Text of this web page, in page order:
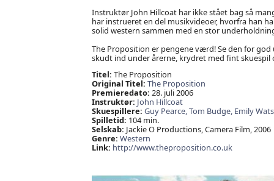
Instruktør John Hillcoat har ikke stået bag så
har instrueret en del musikvideoer, hvorfra han
solid western sammen med en stor
The Proposition er pengene værd! Se den for
skudt ind under årerne, krydret med fint skuespil
Titel: The Proposition
Original Titel: The Proposition
Premieredato: 28. juli 2006
Instruktør: John Hillcoat
Skuespillere: Guy Pearce,Tom Budge, Emily
Spilletid: 104 min.
Selskab: Jackie O Productions, Camera Film, 2006
Genre: Western
Link: http://www.theproposition.co.uk